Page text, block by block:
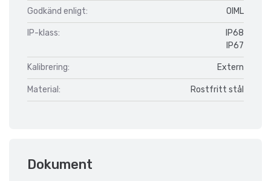
Godkänd enligt: OIML
IP-klass:
IP68
IP67
Kalibrering: Extern
Material: Rostfritt stål
Dokument